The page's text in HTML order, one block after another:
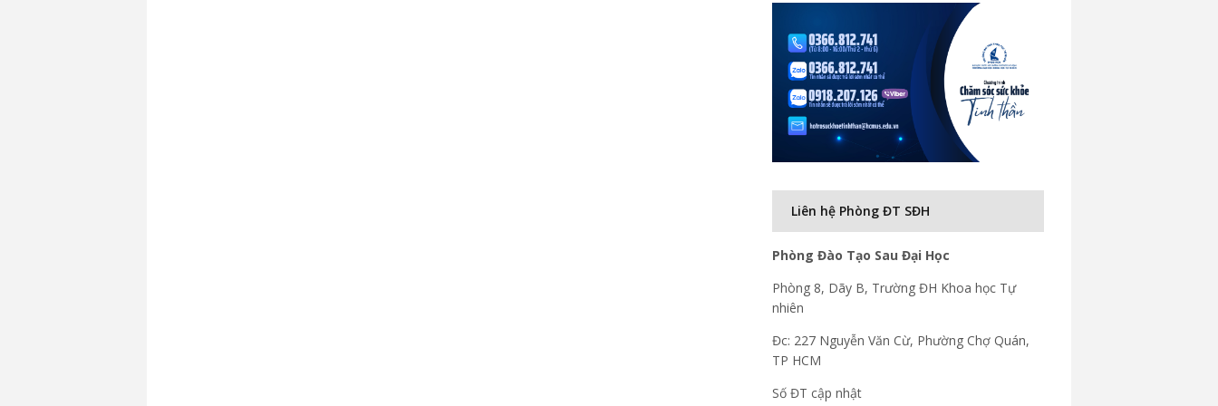
Liên hệ Phòng ĐT SĐH
Phòng Đào Tạo Sau Đại Học
Phòng 8, Dãy B, Trường ĐH Khoa học Tự
nhiên
Đc: 227 Nguyễn Văn Cừ, Phường Chợ Quán,
TP HCM
Số ĐT cập nhật